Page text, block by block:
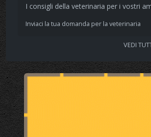
I consigli della veterinaria per i vostri
Inviaci la tua domanda per la veterinaria
VEDI